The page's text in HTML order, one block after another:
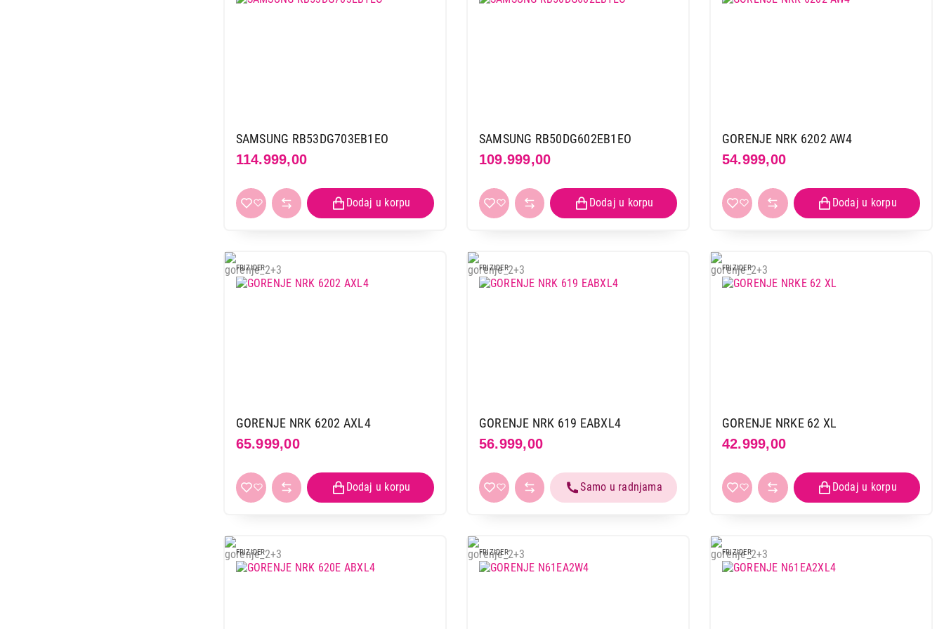
SAMSUNG RB53DG703EB1EO
114.999,00
SAMSUNG RB50DG602EB1EO
109.999,00
GORENJE NRK 6202 AW4
54.999,00
FRIZIDER
GORENJE NRK 6202 AXL4
65.999,00
FRIZIDER
GORENJE NRK 619 EABXL4
56.999,00
FRIZIDER
GORENJE NRKE 62 XL
42.999,00
FRIZIDER FRIZIDER FRIZIDER